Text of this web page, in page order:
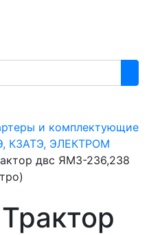
и комплектующие
КЗАТЭ, ЭЛЕКТРОМ
двс ЯМЗ-236,238